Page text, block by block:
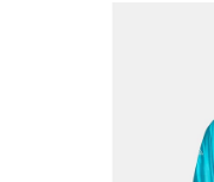
hvězdiček.